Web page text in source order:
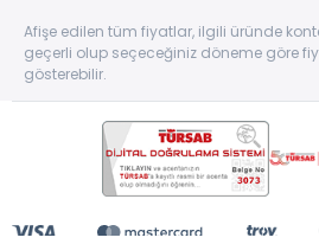
Afişe edilen tüm fiyatlar, ilgili üründe
geçerli olup seçeceğiniz döneme göre
gösterebilir.